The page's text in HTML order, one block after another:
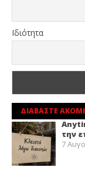
Ιδιότητα
ΔΙΑΒΑΣΤΕ
την
7